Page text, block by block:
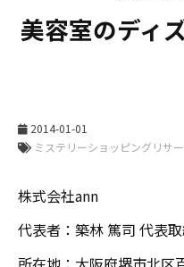
美容室のディ
2014-01-01
株式会社ann
代表者：築林 篤司 代表